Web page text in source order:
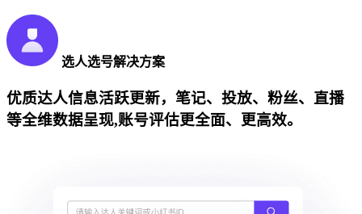
选人选号解决方案
优质达人信息活跃更新，笔记、投放、粉丝、直播
等全维数据呈现,账号评估更全面、更高效。